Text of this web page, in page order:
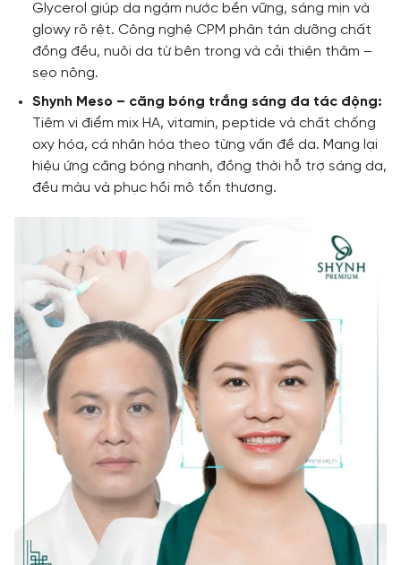
Glycerol giúp da ngậm nước bền vững, sáng mịn và
glowy rõ rệt. Công nghệ CPM phân tán dưỡng chất
đồng đều, nuôi da từ bên trong và cải thiện thâm –
sẹo nông.
Shynh Meso – căng bóng trắng sáng đa tác động:
Tiêm vi điểm mix HA, vitamin, peptide và chất chống
oxy hóa, cá nhân hóa theo từng vấn đề da. Mang lại
hiệu ứng căng bóng nhanh, đồng thời hỗ trợ sáng da,
đều màu và phục hồi mô tổn thương.